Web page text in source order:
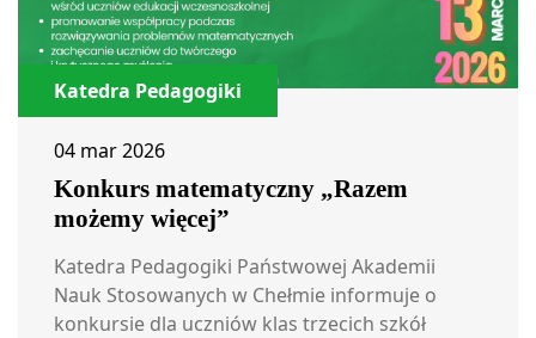
Katedra Pedagogiki
04 mar 2026
Konkurs matematyczny „Razem
możemy więcej”
Katedra Pedagogiki Państwowej Akademii
Nauk Stosowanych w Chełmie informuje o
konkursie dla uczniów klas trzecich szkół